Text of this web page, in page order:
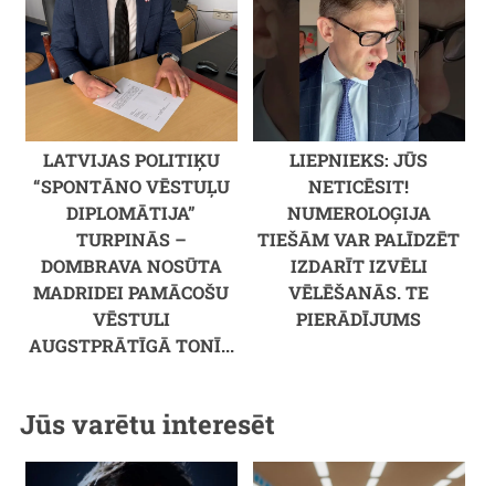
LATVIJAS POLITIĶU
“SPONTĀNO VĒSTUĻU
DIPLOMĀTIJA”
TURPINĀS –
DOMBRAVA NOSŪTA
MADRIDEI PAMĀCOŠU
VĒSTULI
AUGSTPRĀTĪGĀ TONĪ...
LIEPNIEKS: JŪS
NETICĒSIT!
NUMEROLOĢIJA
TIEŠĀM VAR PALĪDZĒT
IZDARĪT IZVĒLI
VĒLĒŠANĀS. TE
PIERĀDĪJUMS
Jūs varētu interesēt